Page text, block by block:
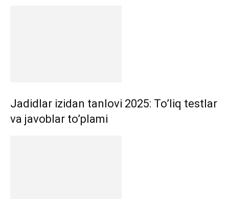
Jadidlar izidan tanlovi 2025: To’liq testlar
va javoblar to’plami